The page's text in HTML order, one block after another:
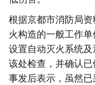
根据京都市消防局
火构造的一般工作
设置自动灭火系统
该处检查，并确认
事发后表示，虽然